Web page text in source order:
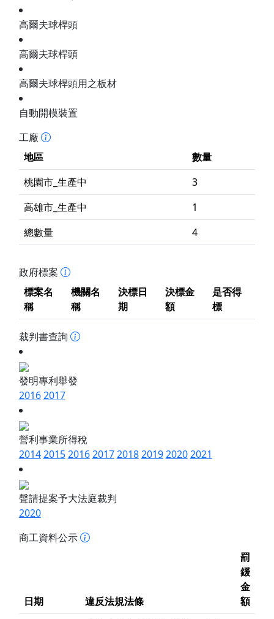
高爾夫球桿頭
高爾夫球桿頭
高爾夫球桿頭用之板材
自動開模裝置
工廠
地區
數量
桃園市_生產中
3
高雄市_生產中
1
總數量
4
政府標案
標案名
稱
機關名
稱
決標日
期
決標金
額
是否得
標
裁判書查詢
發明專利舉發
20162017
營利事業所得稅
20142015201620172018201920202021
聲請提案予大法庭裁判
2020
商工資料公示
日期 違反法規法條
罰
鍰
金
額